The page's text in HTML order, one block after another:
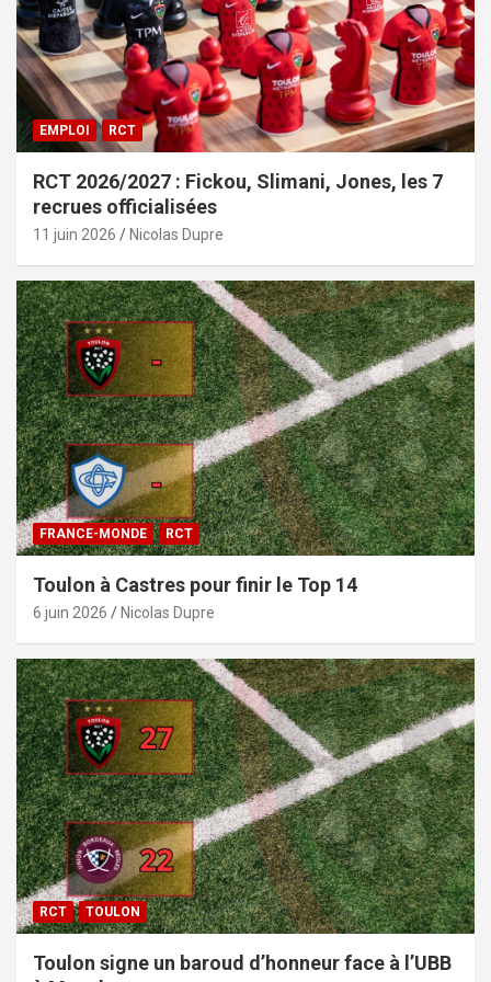
EMPLOI RCT
RCT 2026/2027 : Fickou, Slimani, Jones, les 7
recrues officialisées
11 juin 2026 Nicolas Dupre
FRANCE-MONDE RCT
Toulon à Castres pour finir le Top 14
6 juin 2026 Nicolas Dupre
RCT TOULON
Toulon signe un baroud d’honneur face à l’UBB